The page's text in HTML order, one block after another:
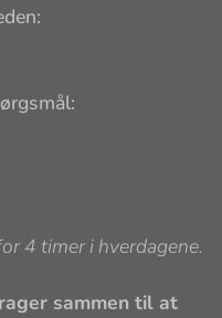
4 timer i hverdagene.
sammen til at